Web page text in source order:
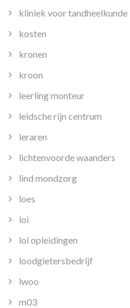
kliniek voor tandheelkunde
kosten
kronen
kroon
leerling monteur
leidsche rijn centrum
leraren
lichtenvoorde waanders
lind mondzorg
loes
loi
loi opleidingen
loodgietersbedrijf
lwoo
m03